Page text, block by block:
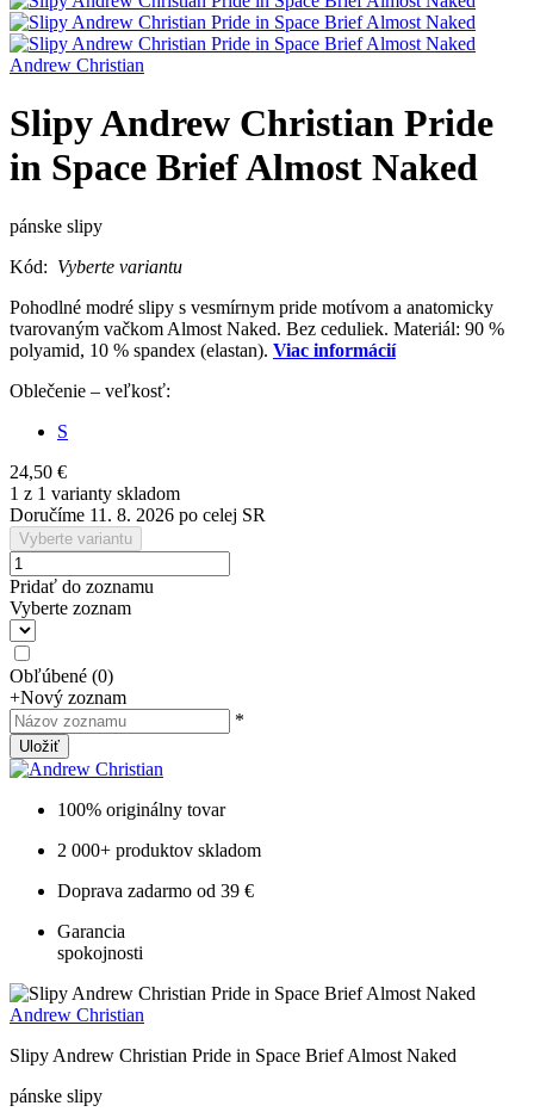
Andrew Christian
Slipy Andrew Christian Pride
in Space Brief Almost Naked
pánske slipy
Kód: Vyberte variantu
Pohodlné modré slipy s vesmírnym pride motívom a anatomicky
tvarovaným vačkom Almost Naked. Bez ceduliek. Materiál: 90 %
polyamid, 10 % spandex (elastan). Viac informácií
Oblečenie – veľkosť:
S
24,50 €
1 z 1 varianty skladom
Doručíme 11. 8. 2026 po celej SR
Vyberte variantu
Pridať do zoznamu
Vyberte zoznam
Obľúbené (0)
+Nový zoznam
*
Uložiť
100% originálny tovar
2 000+ produktov skladom
Doprava zadarmo od 39 €
Garancia
spokojnosti
Andrew Christian
Slipy Andrew Christian Pride in Space Brief Almost Naked
pánske slipy